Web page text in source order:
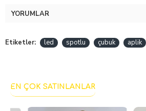
YORUMLAR
Etiketler: led spotlu çubuk aplik
EN ÇOK SATINLANLAR